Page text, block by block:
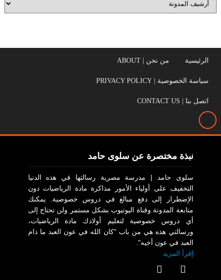
الرئيسية من نحن | ABOUT
سياسة الخصوصية | PRIVACY POLICY
اتصل بنا | CONTACT US
نبذة مختصرة عن سلوى حامد
سلوى حامد | مدرسة مصرية رسالتها في هذه الدنيا
التخفيف على أولياء الأمور مذاكرة مادة الرياضيات دون
الإضطرار إلى دفع مبالغ في دروس خصوصية. يمكنك
متابعة المدونة وقناة اليوتيوب بشكل مستمر ولن تحتاج إلى
أي دروس خصوصية لتعليم أولادك مادة الرياضيات،
ورسالتي هذه هي من باب "كان الله في عون العبد ما دام
العبد في عون أخيه".
إقرأ المزيد